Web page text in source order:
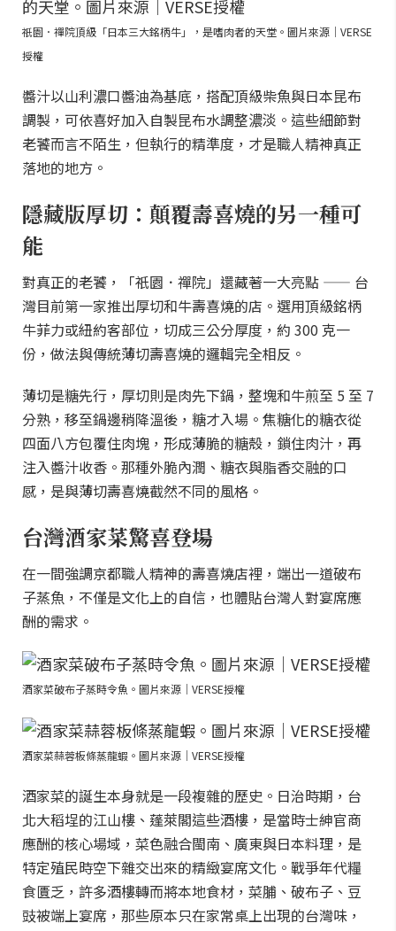
祇園．禪院頂級「日本三大銘柄牛」，是嗜肉者的天堂。圖片來源｜VERSE
授權
醬汁以山利濃口醬油為基底，搭配頂級柴魚與日本昆布
調製，可依喜好加入自製昆布水調整濃淡。這些細節對
老饕而言不陌生，但執行的精準度，才是職人精神真正
落地的地方。
隱藏版厚切：顛覆壽喜燒的另一種可
能
對真正的老饕，「祇園．禪院」還藏著一大亮點 —— 台
灣目前第一家推出厚切和牛壽喜燒的店。選用頂級銘柄
牛菲力或紐約客部位，切成三公分厚度，約 300 克一
份，做法與傳統薄切壽喜燒的邏輯完全相反。
薄切是糖先行，厚切則是肉先下鍋，整塊和牛煎至 5 至 7
分熟，移至鍋邊稍降溫後，糖才入場。焦糖化的糖衣從
四面八方包覆住肉塊，形成薄脆的糖殼，鎖住肉汁，再
注入醬汁收香。那種外脆內潤、糖衣與脂香交融的口
感，是與薄切壽喜燒截然不同的風格。
台灣酒家菜驚喜登場
在一間強調京都職人精神的壽喜燒店裡，端出一道破布
子蒸魚，不僅是文化上的自信，也體貼台灣人對宴席應
酬的需求。
酒家菜破布子蒸時令魚。圖片來源｜VERSE授權
酒家菜蒜蓉板條蒸龍蝦。圖片來源｜VERSE授權
酒家菜的誕生本身就是一段複雜的歷史。日治時期，台
北大稻埕的江山樓、蓬萊閣這些酒樓，是當時士紳官商
應酬的核心場域，菜色融合閩南、廣東與日本料理，是
特定殖民時空下雜交出來的精緻宴席文化。戰爭年代糧
食匱乏，許多酒樓轉而將本地食材，菜脯、破布子、豆
豉被端上宴席，那些原本只在家常桌上出現的台灣味，